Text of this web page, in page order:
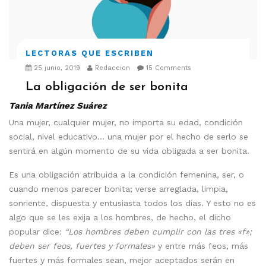
LECTORAS QUE ESCRIBEN
25 junio, 2019 Redaccion 15 Comments
La obligación de ser bonita
Tania Martínez Suárez
Una mujer, cualquier mujer, no importa su edad, condición
social, nivel educativo… una mujer por el hecho de serlo se
sentirá en algún momento de su vida obligada a ser bonita.
Es una obligación atribuida a la condición femenina, ser, o
cuando menos parecer bonita; verse arreglada, limpia,
sonriente, dispuesta y entusiasta todos los días. Y esto no es
algo que se les exija a los hombres, de hecho, el dicho
popular dice: “Los hombres deben cumplir con las tres «f»;
deben ser feos, fuertes y formales» y entre más feos, más
fuertes y más formales sean, mejor aceptados serán en